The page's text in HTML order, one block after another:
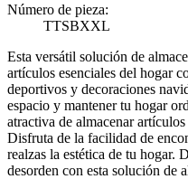
Número de pieza:
TTSBXXL
Esta versátil solución de
artículos esenciales del hogar
deportivos y decoraciones
espacio y mantener tu hogar
atractiva de almacenar
Disfruta de la facilidad de
realzas la estética de tu hogar.
desorden con esta solución de